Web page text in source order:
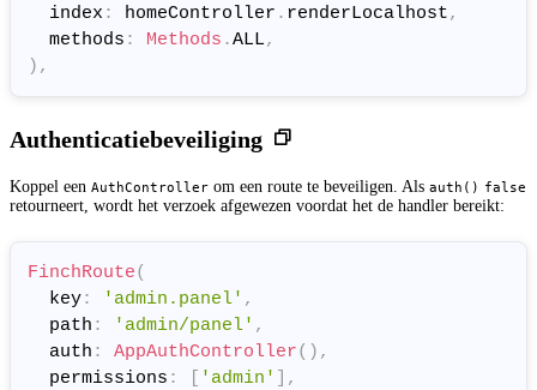
  index
: homeController . renderLocalhost,
  methods
: Methods .ALL,
) ,
Authenticatiebeveiliging
Koppel een AuthController om een route te beveiligen. Als auth() false
retourneert, wordt het verzoek afgewezen voordat het de handler bereikt:
FinchRoute(
  key
: 'admin.panel' ,
  path
: 'admin/panel' ,
  auth
: AppAuthController( ) ,
  permissions
: [ 'admin' ] ,